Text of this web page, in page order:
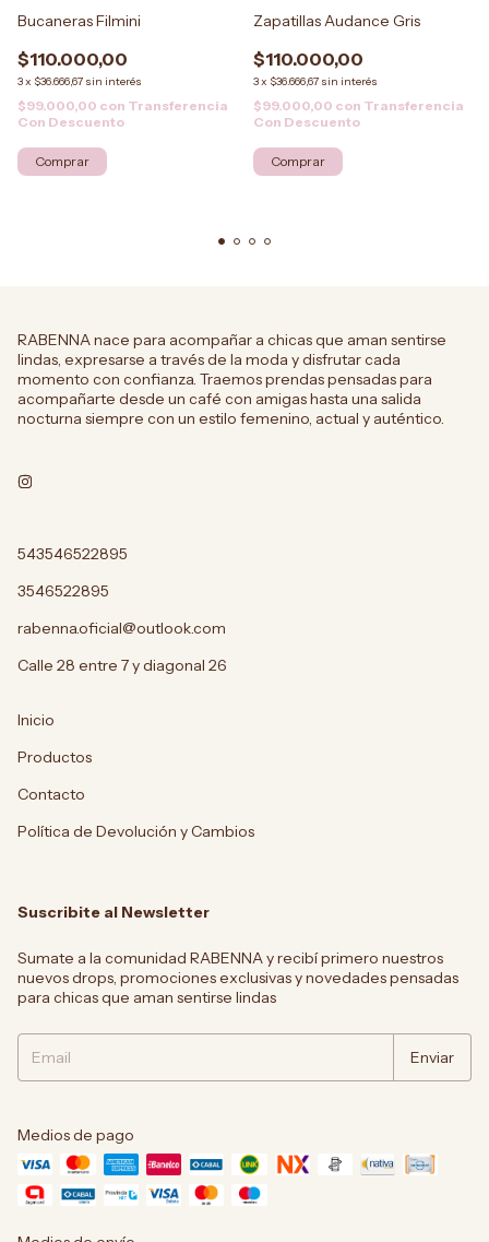
Bucaneras Filmini
$110.000,00
3x $36.666,67 sin interés
$99.000,00 con Transferencia
Con Descuento
Comprar
Zapatillas Audance Gris
$110.000,00
3x $36.666,67 sin interés
$99.000,00 con Transferencia
Con Descuento
Comprar
RABENNA nace para acompañar a chicas que aman sentirse
lindas, expresarse a través de la moda y disfrutar cada
momento con confianza. Traemos prendas pensadas para
acompañarte desde un café con amigas hasta una salida
nocturna siempre con un estilo femenino, actual y auténtico.
543546522895
3546522895
rabenna.oficial@outlook.com
Calle 28 entre 7 y diagonal 26
Inicio
Productos
Contacto
Política de Devolución y Cambios
Suscribite al Newsletter
Sumate a la comunidad RABENNA y recibí primero nuestros
nuevos drops, promociones exclusivas y novedades pensadas
para chicas que aman sentirse lindas
Medios de pago